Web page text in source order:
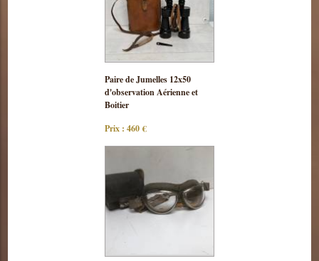
Consulter
cette pièce
Paire de Jumelles 12x50
d'observation Aérienne et
Boitier
Prix : 460 €